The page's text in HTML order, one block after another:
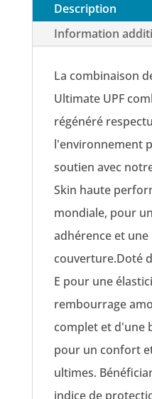
Description
Information
La combinaison
Ultimate UPF
régénéré
l'environnement
soutien avec
Skin haute
mondiale, pour
adhérence et
couverture.Doté
E pour une
rembourrage
complet et d'une
pour un confort
ultimes.
indice de